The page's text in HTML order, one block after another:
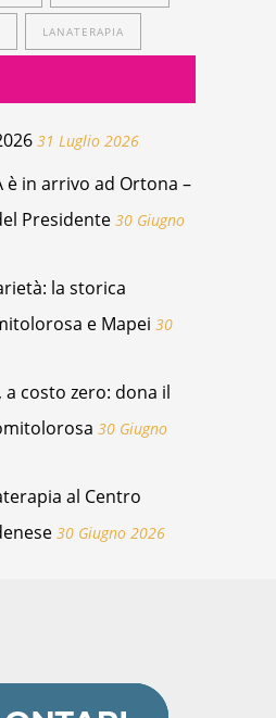
LANATERAPIA
31 Luglio 2026
è in arrivo ad Ortona –
Presidente 30 Giugno
la storica
e Mapei 30
costo zero: dona il
30 Giugno
al Centro
30 Giugno 2026